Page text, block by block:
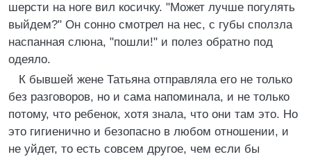
шерсти на ноге вил косичку. "Может лучше погулять
выйдем?" Он сонно смотрел на нес, с губы сползла
наспанная слюна, "пошли!" и полез обратно под
одеяло.
К бывшей жене Татьяна отправляла его не только
без разговоров, но и сама напоминала, и не только
потому, что ребенок, хотя знала, что они там это. Но
это гигиенично и безопасно в любом отношении, и
не уйдет, то есть совсем другое, чем если бы